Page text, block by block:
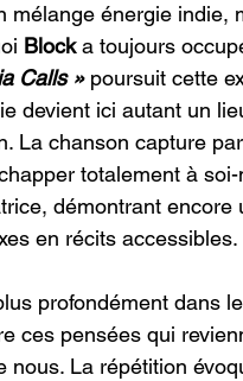
mélange énergie indie,
Block a toujours
Calls » poursuit cette
devient ici autant un
La chanson capture
totalement à soi-
démontrant encore
en récits accessibles.
profondément dans
ces pensées qui
La répétition